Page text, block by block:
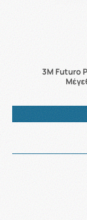
3M Futuro